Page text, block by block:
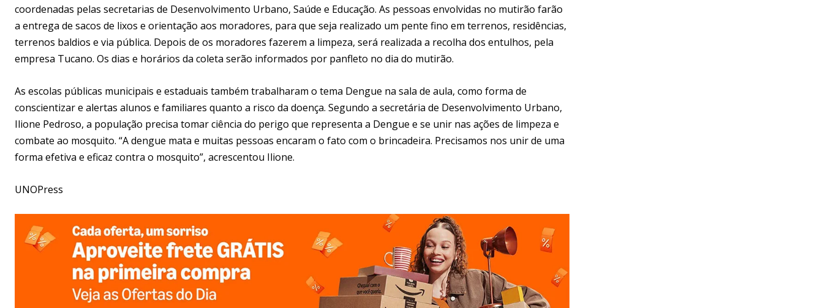
coordenadas pelas secretarias de Desenvolvimento Urbano, Saúde e Educação. As pessoas envolvidas no mutirão farão
a entrega de sacos de lixos e orientação aos moradores, para que seja realizado um pente fino em terrenos, residências,
terrenos baldios e via pública. Depois de os moradores fazerem a limpeza, será realizada a recolha dos entulhos, pela
empresa Tucano. Os dias e horários da coleta serão informados por panfleto no dia do mutirão.
As escolas públicas municipais e estaduais também trabalharam o tema Dengue na sala de aula, como forma de
conscientizar e alertas alunos e familiares quanto a risco da doença. Segundo a secretária de Desenvolvimento Urbano,
Ilione Pedroso, a população precisa tomar ciência do perigo que representa a Dengue e se unir nas ações de limpeza e
combate ao mosquito. “A dengue mata e muitas pessoas encaram o fato com o brincadeira. Precisamos nos unir de uma
forma efetiva e eficaz contra o mosquito”, acrescentou Ilione.
UNOPress